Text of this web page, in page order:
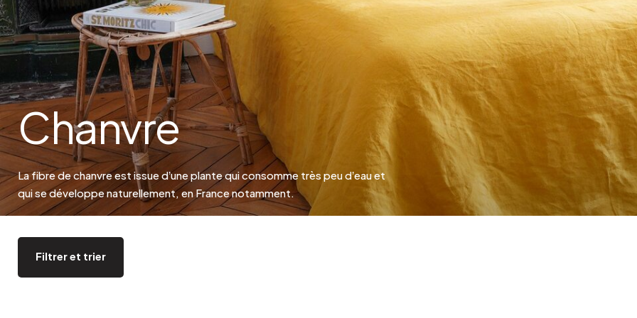
Bistrot
Bord de mer
Brocante
Contemporain
Esprit Haussmannien
Grand hôtel
Naturel
Velours
Bois blond
Papier mâché
Verre
Zinc et galva
Argenté
Chanvre
La fibre de chanvre est issue d’une plante qui consomme très peu d’eau et
qui se développe naturellement, en France notamment.
Filtrer et trier